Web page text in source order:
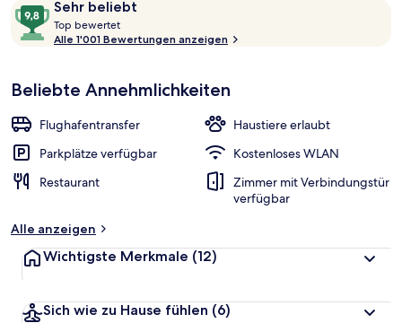
CHF 95.
Bewertungen
Sehr beliebt
9,8
von
10,
beliebt
Top bewertet
o
b
w
r
Alle 1'001 Bewertungen anzeigen
Beliebte Annehmlichkeiten
Flughafentransfer
Haustiere erlaubt
Parkplätze verfügbar
Kostenloses WLAN
Restaurant
Zimmer mit Verbindungstür
verfügbar
Alle anzeigen
Wichtigste Merkmale (12)
Sich wie zu Hause fühlen (6)